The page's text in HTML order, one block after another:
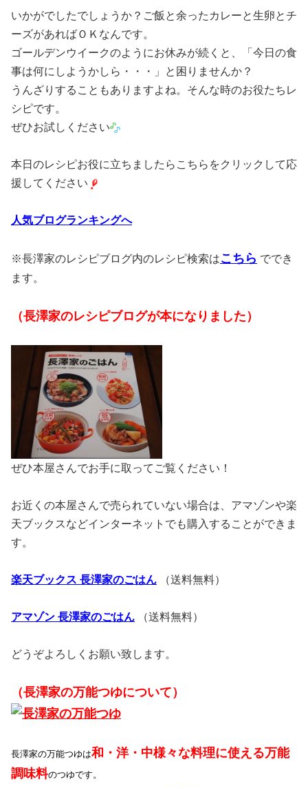
いかがでしたでしょうか？ご飯と余ったカレーと生卵とチ
ーズがあればＯＫなんです。
ゴールデンウイークのようにお休みが続くと、「今日の食
事は何にしようかしら・・・」と困りませんか？
うんざりすることもありますよね。そんな時のお役たちレ
シピです。
ぜひお試しください
本日のレシピお役に立ちましたらこちらをクリックして応
援してください
人気ブログランキングへ
※長澤家のレシピブログ内のレシピ検索はこちら ででき
ます。
（長澤家のレシピブログが本になりました）
ぜひ本屋さんでお手に取ってご覧ください！
お近くの本屋さんで売られていない場合は、アマゾンや楽
天ブックスなどインターネットでも購入することができま
す。
楽天ブックス 長澤家のごはん （送料無料）
アマゾン 長澤家のごはん （送料無料）
どうぞよろしくお願い致します。
（長澤家の万能つゆについて）
長澤家の万能つゆは和・洋・中様々な料理に使える万能
調味料のつゆです。